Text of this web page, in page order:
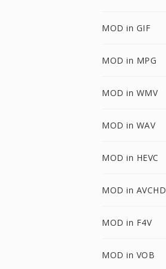
MOD in GIF
MOD in MPG
MOD in WMV
MOD in WAV
MOD in HEVC
MOD in AVCHD
MOD in F4V
MOD in VOB